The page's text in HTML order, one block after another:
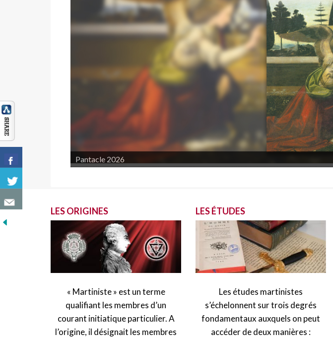
Pantacle 2026
LES ORIGINES
« Martiniste » est un terme
qualifiant les membres d’un
courant initiatique particulier. A
l’origine, il désignait les membres
LES ÉTUDES
Les études martinistes
s’échelonnent sur trois degrés
fondamentaux auxquels on peut
accéder de deux manières :